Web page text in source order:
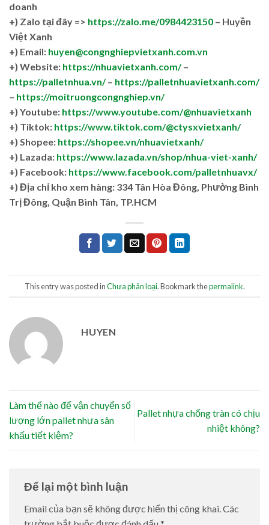
doanh
+) Zalo tại đây => https://zalo.me/0984423150 – Huyền
Việt Xanh
+) Email: huyen@congnghiepvietxanh.com.vn
+) Website: https://nhuavietxanh.com/–
https://palletnhua.vn/– https://palletnhuavietxanh.com/
– https://moitruongcongnghiep.vn/
+) Youtube: https://www.youtube.com/@nhuavietxanh
+) Tiktok: https://www.tiktok.com/@ctysxvietxanh/
+) Shopee: https://shopee.vn/nhuavietxanh/
+) Lazada: https://www.lazada.vn/shop/nhua-viet-xanh/
+) Facebook: https://www.facebook.com/palletnhuavx/
+) Địa chỉ kho xem hàng: 334 Tân Hòa Đông, Phường Bình
Trị Đông, Quận Bình Tân, TP.HCM
This entry was posted inChưa phân loại. Bookmark thepermalink.
HUYEN
Làm thế nào để vận chuyển số
lượng lớn pallet nhựa sân
khấu tiết kiệm?
Pallet nhựa chống tràn có chịu
nhiệt không?
Để lại một bình luận
Email của bạn sẽ không được hiển thị công khai.Các